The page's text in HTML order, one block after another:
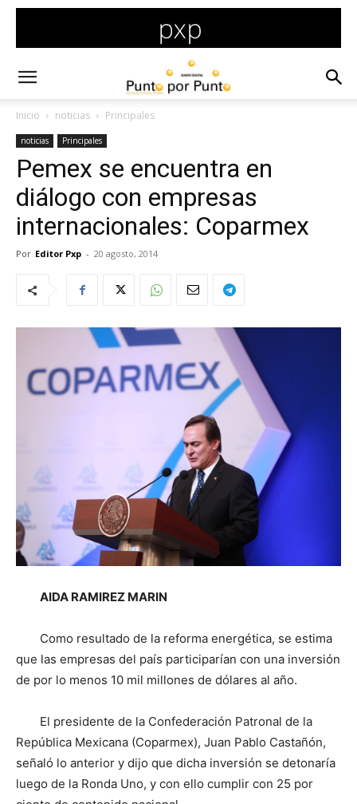
Inicio noticias Principales
noticias Principales
Pemex se encuentra en
diálogo con empresas
internacionales: Coparmex
Por Editor Pxp - 20 agosto, 2014
AIDA RAMIREZ MARIN
Como resultado de la reforma energética, se estima
que las empresas del país participarían con una inversión
de por lo menos 10 mil millones de dólares al año.
El presidente de la Confederación Patronal de la
República Mexicana (Coparmex), Juan Pablo Castañón,
señaló lo anterior y dijo que dicha inversión se detonaría
luego de la Ronda Uno, y con ello cumplir con 25 por